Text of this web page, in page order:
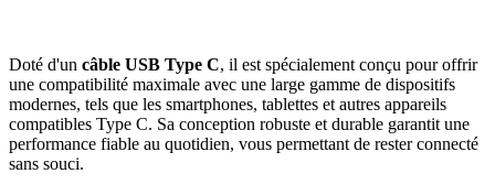
Doté d'un câble USB Type C, il est spécialement conçu pour offrir
une compatibilité maximale avec une large gamme de dispositifs
modernes, tels que les smartphones, tablettes et autres appareils
compatibles Type C. Sa conception robuste et durable garantit une
performance fiable au quotidien, vous permettant de rester connecté
sans souci.